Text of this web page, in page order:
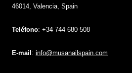
46014, Valencia, Spain
Teléfono: +34 744 680 508
E-mail : info@musanailspain.com